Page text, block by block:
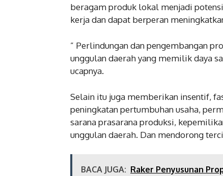
beragam produk lokal menjadi
kerja dan dapat berperan
” Perlindungan dan pengembangan
unggulan daerah yang memilik daya
ucapnya.
Selain itu juga memberikan insentif,
peningkatan pertumbuhan usaha,
sarana prasarana produksi,
unggulan daerah. Dan mendorong
BACA JUGA: Raker Penyusunan